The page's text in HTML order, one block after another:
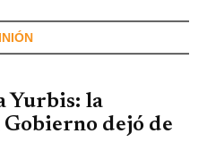
Yurbis: la
dejó de